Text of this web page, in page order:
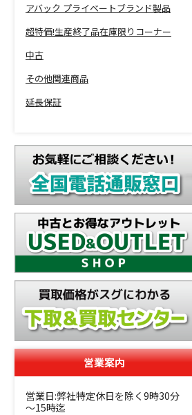
アバック プライベートブランド製品
超特価!生産終了品在庫限りコーナー
中古
その他関連商品
延長保証
営業案内
営業日:弊社特定休日を除く9時30分
～15時迄